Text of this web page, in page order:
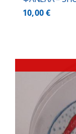
10,00€